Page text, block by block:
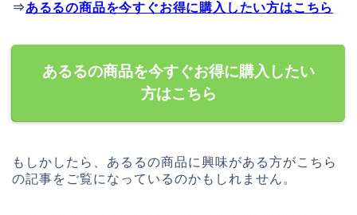
⇒あるるの商品を今すぐお得に購入したい方はこちら
あるるの商品を今すぐお得に購入したい
方はこちら
もしかしたら、あるるの商品に興味がある方がこちら
の記事をご覧になっているのかもしれません。